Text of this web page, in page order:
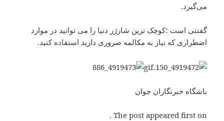
می‌گیرد.
گفتنی است ؛کوچک ترین شارژر دنیا را می توانید در موارد
اضطراری که نیاز به مکالمه ضروری دارید استفاده کنید.
باشگاه خبرنگاران جوان
The post appeared first on .